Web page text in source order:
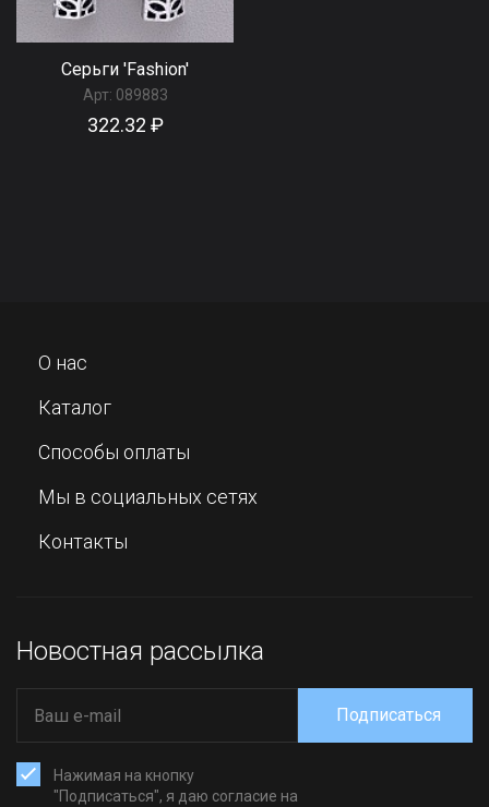
Серьги 'Fashion'
Арт: 089883
322.32 ₽
О нас
Каталог
Способы оплаты
Мы в социальных сетях
Контакты
Новостная рассылка
Нажимая на кнопку
"Подписаться", я даю согласие на
Подписаться